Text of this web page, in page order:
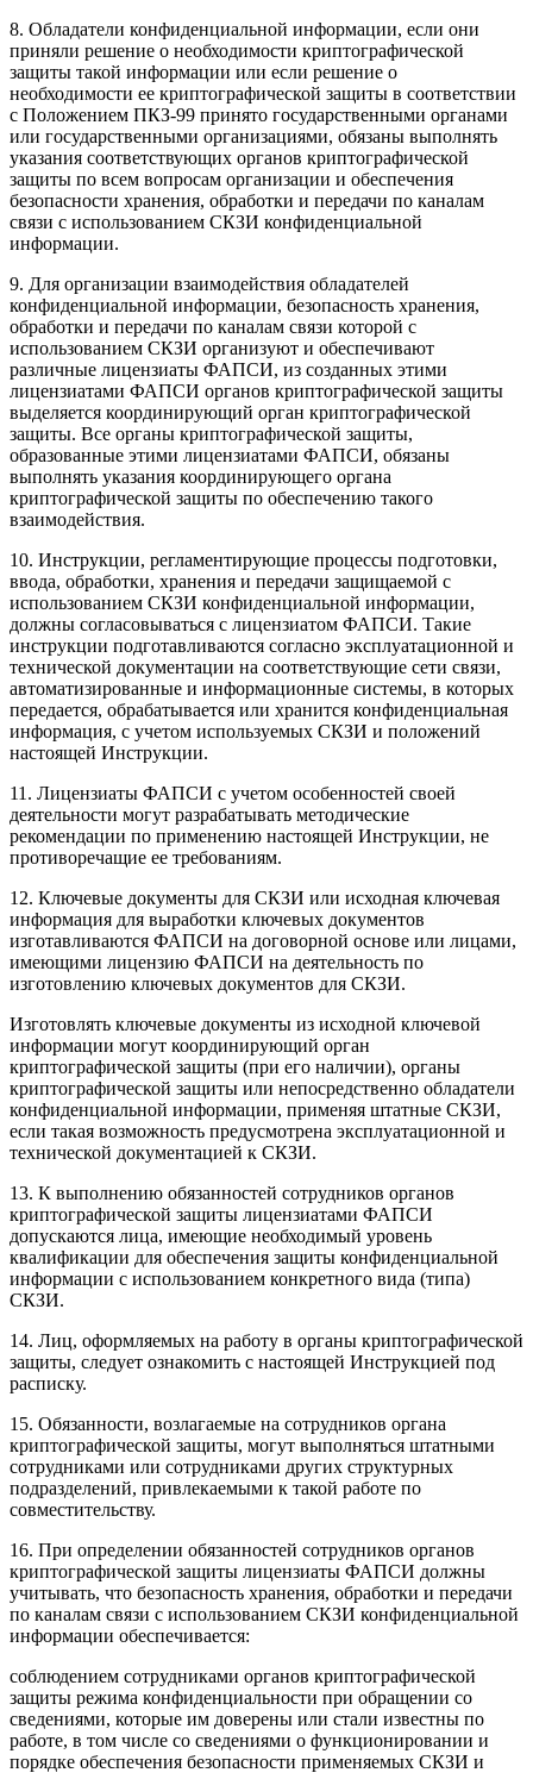
8. Обладатели конфиденциальной информации, если они
приняли решение о необходимости криптографической
защиты такой информации или если решение о
необходимости ее криптографической защиты в соответствии
с Положением ПКЗ-99 принято государственными органами
или государственными организациями, обязаны выполнять
указания соответствующих органов криптографической
защиты по всем вопросам организации и обеспечения
безопасности хранения, обработки и передачи по каналам
связи с использованием СКЗИ конфиденциальной
информации.
9. Для организации взаимодействия обладателей
конфиденциальной информации, безопасность хранения,
обработки и передачи по каналам связи которой с
использованием СКЗИ организуют и обеспечивают
различные лицензиаты ФАПСИ, из созданных этими
лицензиатами ФАПСИ органов криптографической защиты
выделяется координирующий орган криптографической
защиты. Все органы криптографической защиты,
образованные этими лицензиатами ФАПСИ, обязаны
выполнять указания координирующего органа
криптографической защиты по обеспечению такого
взаимодействия.
10. Инструкции, регламентирующие процессы подготовки,
ввода, обработки, хранения и передачи защищаемой с
использованием СКЗИ конфиденциальной информации,
должны согласовываться с лицензиатом ФАПСИ. Такие
инструкции подготавливаются согласно эксплуатационной и
технической документации на соответствующие сети связи,
автоматизированные и информационные системы, в которых
передается, обрабатывается или хранится конфиденциальная
информация, с учетом используемых СКЗИ и положений
настоящей Инструкции.
11. Лицензиаты ФАПСИ с учетом особенностей своей
деятельности могут разрабатывать методические
рекомендации по применению настоящей Инструкции, не
противоречащие ее требованиям.
12. Ключевые документы для СКЗИ или исходная ключевая
информация для выработки ключевых документов
изготавливаются ФАПСИ на договорной основе или лицами,
имеющими лицензию ФАПСИ на деятельность по
изготовлению ключевых документов для СКЗИ.
Изготовлять ключевые документы из исходной ключевой
информации могут координирующий орган
криптографической защиты (при его наличии), органы
криптографической защиты или непосредственно обладатели
конфиденциальной информации, применяя штатные СКЗИ,
если такая возможность предусмотрена эксплуатационной и
технической документацией к СКЗИ.
13. К выполнению обязанностей сотрудников органов
криптографической защиты лицензиатами ФАПСИ
допускаются лица, имеющие необходимый уровень
квалификации для обеспечения защиты конфиденциальной
информации с использованием конкретного вида (типа)
СКЗИ.
14. Лиц, оформляемых на работу в органы криптографической
защиты, следует ознакомить с настоящей Инструкцией под
расписку.
15. Обязанности, возлагаемые на сотрудников органа
криптографической защиты, могут выполняться штатными
сотрудниками или сотрудниками других структурных
подразделений, привлекаемыми к такой работе по
совместительству.
16. При определении обязанностей сотрудников органов
криптографической защиты лицензиаты ФАПСИ должны
учитывать, что безопасность хранения, обработки и передачи
по каналам связи с использованием СКЗИ конфиденциальной
информации обеспечивается:
соблюдением сотрудниками органов криптографической
защиты режима конфиденциальности при обращении со
сведениями, которые им доверены или стали известны по
работе, в том числе со сведениями о функционировании и
порядке обеспечения безопасности применяемых СКЗИ и